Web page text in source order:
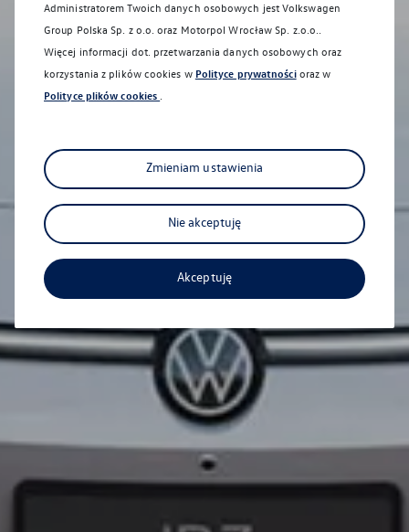
Administratorem Twoich danych osobowych jest Volkswagen
Group Polska Sp. z o.o. oraz Motorpol Wrocław Sp. z.o.o..
Więcej informacji dot. przetwarzania danych osobowych oraz
korzystania z plików cookies w Polityce prywatnościoraz w
Polityce plików cookies .
Zmieniam ustawienia
Nie akceptuję
Akceptuję